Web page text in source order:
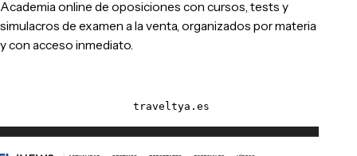
Academia online de oposiciones con cursos, tests y
simulacros de examen a la venta, organizados por materia
y con acceso inmediato.
traveltya.es